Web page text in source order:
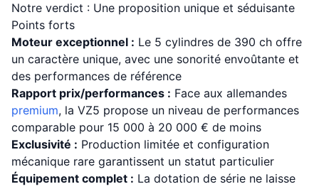
Notre verdict : Une proposition unique et séduisante
Points forts
Moteur exceptionnel : Le 5 cylindres de 390 ch offre
un caractère unique, avec une sonorité envoûtante et
des performances de référence
Rapport prix/performances : Face aux allemandes
premium, la VZ5 propose un niveau de performances
comparable pour 15 000 à 20 000 € de moins
Exclusivité : Production limitée et configuration
mécanique rare garantissent un statut particulier
Équipement complet : La dotation de série ne laisse